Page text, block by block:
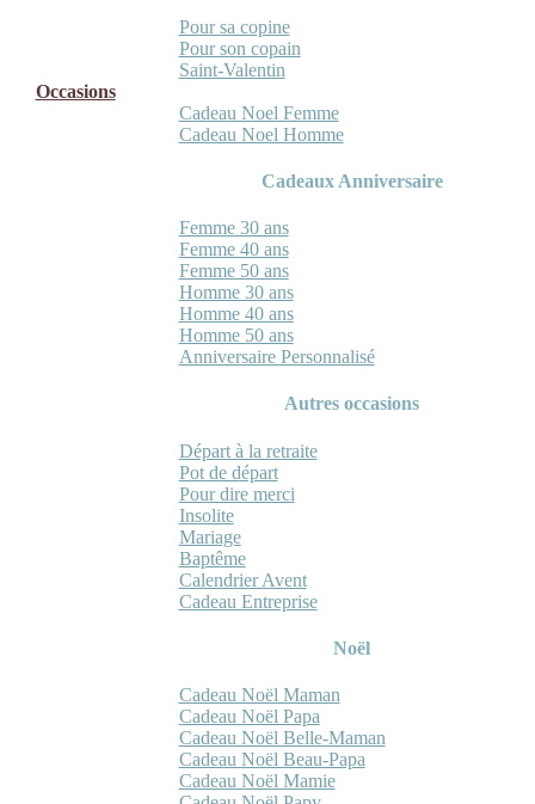
Pour sa copine
Pour son copain
Saint-Valentin
Occasions
Cadeau Noel Femme
Cadeau Noel Homme
Cadeaux Anniversaire
Femme 30 ans
Femme 40 ans
Femme 50 ans
Homme 30 ans
Homme 40 ans
Homme 50 ans
Anniversaire Personnalisé
Autres occasions
Départ à la retraite
Pot de départ
Pour dire merci
Insolite
Mariage
Baptême
Calendrier Avent
Cadeau Entreprise
Noël
Cadeau Noël Maman
Cadeau Noël Papa
Cadeau Noël Belle-Maman
Cadeau Noël Beau-Papa
Cadeau Noël Mamie